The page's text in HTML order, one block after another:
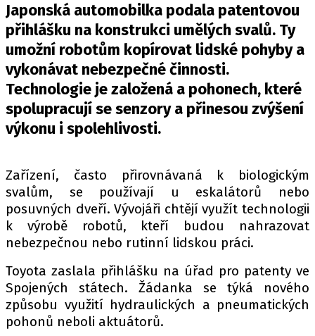
OSTATNÍ
TISKOVKY
ROZHOVORY
DAKAR
Z DOMOVA
ZE SVĚTA
PIT LANE
ČEŠI V AKCI
FIA CEZ & POHÁRY
SLEDUJTE NÁS NA|
Japonská automobilka podala patentovou
přihlášku na konstrukci umělých svalů. Ty
umožní robotům kopírovat lidské pohyby a
vykonávat nebezpečné činnosti.
Technologie je založená a pohonech, které
spolupracují se senzory a přinesou zvýšení
výkonu i spolehlivosti.
Zařízení, často přirovnávaná k biologickým
svalům, se používají u eskalátorů nebo
posuvných dveří. Vývojáři chtějí využít technologii
k výrobě robotů, kteří budou nahrazovat
nebezpečnou nebo rutinní lidskou práci.
Toyota zaslala přihlášku na úřad pro patenty ve
Spojených státech. Žádanka se týká nového
způsobu využití hydraulických a pneumatických
pohonů neboli aktuátorů.